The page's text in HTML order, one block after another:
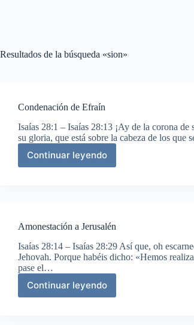
Resultados de la búsqueda «sion»
Condenación de Efraín
Isaías 28:1 – Isaías 28:13 ¡Ay de la corona
su gloria, que está sobre la cabeza de los
Continuar leyendo
Condenación
Amonestación a Jerusalén
Isaías 28:14 – Isaías 28:29 Así que, oh
Jehovah. Porque habéis dicho: «Hemos
pase el…
Continuar leyendo
Amonestación
a